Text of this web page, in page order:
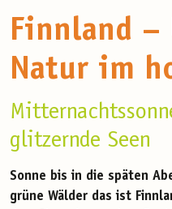
Finnland –
Natur im
glitzernde Seen
Sonne bis in die späten
grüne Wälder das ist